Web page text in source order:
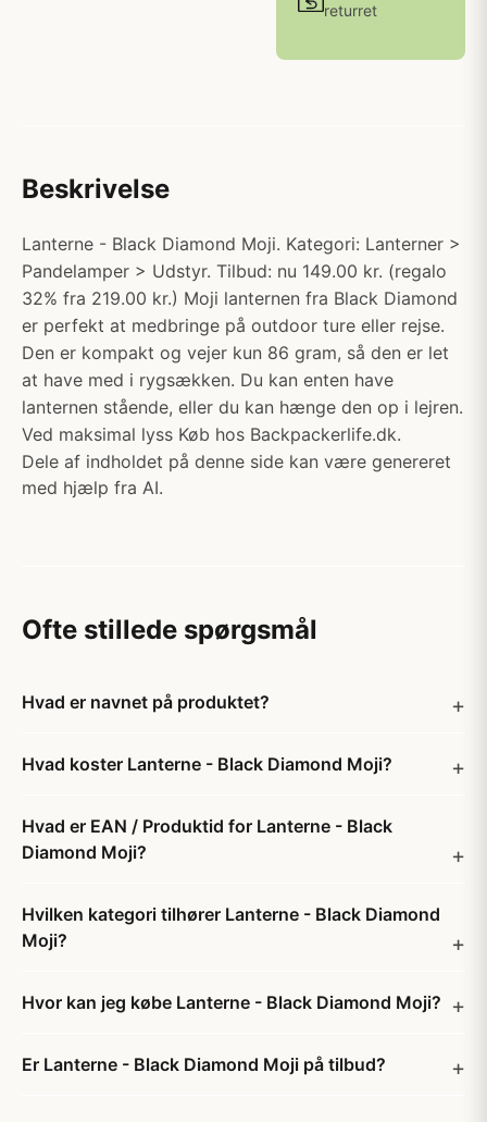
returret
Beskrivelse
Lanterne - Black Diamond Moji. Kategori: Lanterner >
Pandelamper > Udstyr. Tilbud: nu 149.00 kr. (regalo
32% fra 219.00 kr.) Moji lanternen fra Black Diamond
er perfekt at medbringe på outdoor ture eller rejse.
Den er kompakt og vejer kun 86 gram, så den er let
at have med i rygsækken. Du kan enten have
lanternen stående, eller du kan hænge den op i lejren.
Ved maksimal lyss Køb hos Backpackerlife.dk.
Dele af indholdet på denne side kan være genereret
med hjælp fra AI.
Ofte stillede spørgsmål
Hvad er navnet på produktet?
Hvad koster Lanterne - Black Diamond Moji?
Hvad er EAN / Produktid for Lanterne - Black
Diamond Moji?
Hvilken kategori tilhører Lanterne - Black Diamond
Moji?
Hvor kan jeg købe Lanterne - Black Diamond Moji?
Er Lanterne - Black Diamond Moji på tilbud?